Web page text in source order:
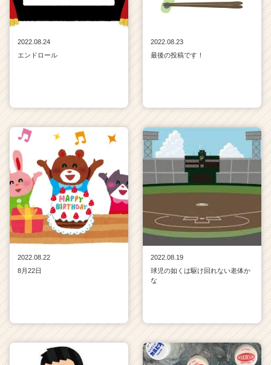
2022.08.24
エンドロール
2022.08.23
最後の投稿です！
2022.08.22
8月22日
2022.08.19
球児の如くは駆け回れない老体か
な